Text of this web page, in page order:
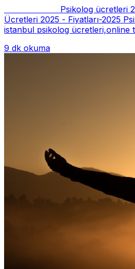
Psikolog ücretleri
Ücretleri 2025 - Fiyatları-2025
istanbul psikolog ücretleri,online
9 dk okuma